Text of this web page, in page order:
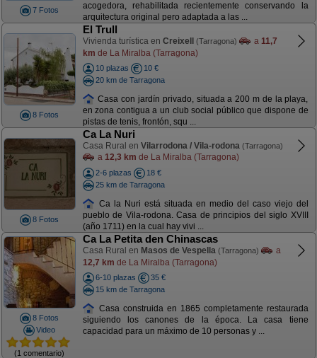
7 Fotos
acogedora, rehabilitada recientemente conservando la
arquitectura original pero adaptada a las ...
8 Fotos
El Trull
Vivienda turística en Creixell (Tarragona) a 11,7
km de La Miralba (Tarragona)
10 plazas
10 €
20 km de Tarragona
Casa con jardín privado, situada a 200 m de la playa,
en zona contigua a un club social público que dispone de
pistas de tenis, frontón, squ ...
8 Fotos
Ca La Nuri
Casa Rural en Vilarrodona / Vila-rodona (Tarragona)
a 12,3 km de La Miralba (Tarragona)
2-6 plazas
18 €
25 km de Tarragona
Ca la Nuri está situada en medio del caso viejo del
pueblo de Vila-rodona. Casa de principios del siglo XVIII
(año 1711) en la cual hay vivi ...
8 Fotos
Video
(1 comentario)
Ca La Petita den Chinascas
Casa Rural en Masos de Vespella (Tarragona)
a
12,7 km de La Miralba (Tarragona)
6-10 plazas
35 €
15 km de Tarragona
Casa construida en 1865 completamente restaurada
siguiendo los canones de la época. La casa tiene
capacidad para un máximo de 10 personas y ...